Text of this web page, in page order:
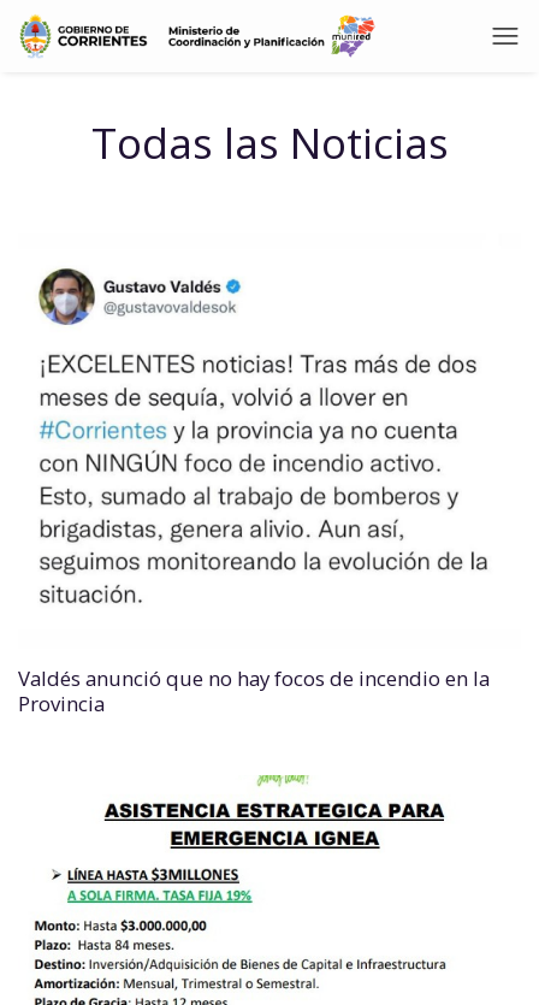
Todas las Noticias
Valdés anunció que no hay focos de incendio en la
Provincia